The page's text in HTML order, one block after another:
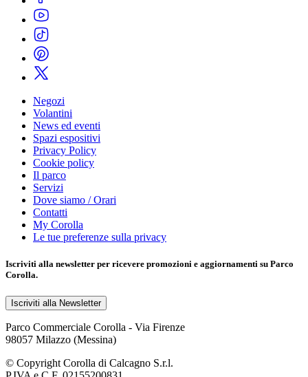
Negozi
Volantini
News ed eventi
Spazi espositivi
Privacy Policy
Cookie policy
Il parco
Servizi
Dove siamo / Orari
Contatti
My Corolla
Le tue preferenze sulla privacy
Iscriviti alla newsletter per ricevere promozioni e aggiornamenti su Parco
Corolla.
Iscriviti alla Newsletter
Parco Commerciale Corolla - Via Firenze
98057 Milazzo (Messina)
© Copyright Corolla di Calcagno S.r.l.